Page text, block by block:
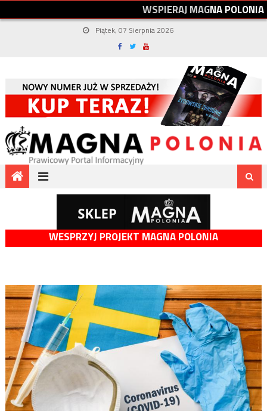
WSPIERAJMAGNAPOLONIA
Piątek, 07 Sierpnia 2026
WESPRZYJ PROJEKT MAGNA POLONIA